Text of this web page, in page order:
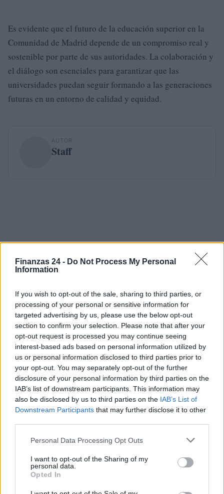
Finanzas 24 - Do Not Process My Personal
Information
If you wish to opt-out of the sale, sharing to third parties, or
processing of your personal or sensitive information for
targeted advertising by us, please use the below opt-out
section to confirm your selection. Please note that after your
opt-out request is processed you may continue seeing
interest-based ads based on personal information utilized by
us or personal information disclosed to third parties prior to
your opt-out. You may separately opt-out of the further
disclosure of your personal information by third parties on the
IAB’s list of downstream participants. This information may
also be disclosed by us to third parties on the IAB’s List of
Downstream Participants that may further disclose it to other
Please note that this website/app uses one or more Google
not limited to your visit or usage behaviour. You may click to
grant or deny consent to Google and its third-party tags to
use your data for below specified purposes in below Google
consent section.
Personal Data Processing Opt Outs
I want to opt-out of the Sharing of my
personal data.
Opted In
Es evidente que el futuro de la educación superior en la
Comunidad de Madrid depende de un compromiso real y
sostenible por parte de sus autoridades. La colaboración y
el diálogo son esenciales para garantizar que las
universidades puedan seguir formando a las generaciones
futuras en un entorno de calidad y equidad.
AUTOR
Staff
Sigue leyendo
NEWS